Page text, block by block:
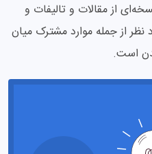
از مقالات و تالیفات و
نظر از جمله موارد مشترک میان
است.